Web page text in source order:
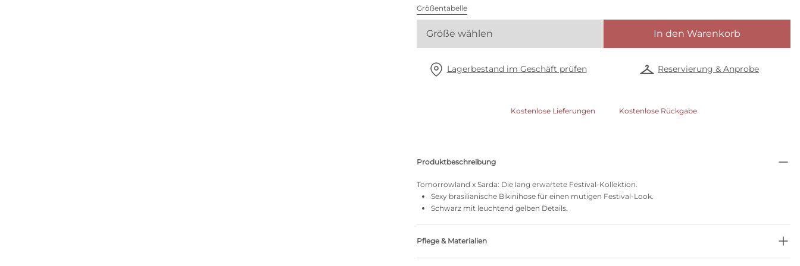
Größentabelle
Größe wählen In den Warenkorb
Lagerbestand im Geschäft prüfen Reservierung & Anprobe
Kostenlose Lieferungen Kostenlose Rückgabe
Produktbeschreibung
Tomorrowland x Sarda: Die lang erwartete Festival-Kollektion.
Sexy brasilianische Bikinihose für einen mutigen Festival-Look.
Schwarz mit leuchtend gelben Details.
Pflege & Materialien